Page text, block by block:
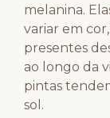
melanina.
variar em
presentes
ao longo da
pintas
sol.